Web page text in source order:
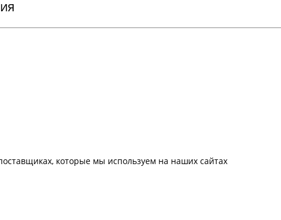
которые мы используем на наших сайтах